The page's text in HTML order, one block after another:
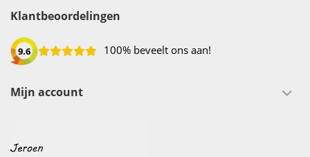
Klantbeoordelingen
9.6 100% beveelt ons aan!
Mijn account